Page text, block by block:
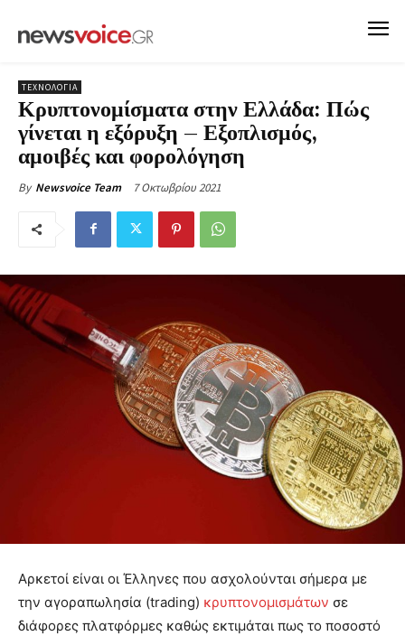
ΤΕΧΝΟΛΟΓΙΑ
Κρυπτονομίσματα στην Ελλάδα: Πώς
γίνεται η εξόρυξη – Εξοπλισμός,
αμοιβές και φορολόγηση
By Newsvoice Team 7 Οκτωβρίου 2021
Αρκετοί είναι οι Έλληνες που ασχολούνται σήμερα με
την αγοραπωλησία (trading) κρυπτονομισμάτων σε
διάφορες πλατφόρμες καθώς εκτιμάται πως το ποσοστό